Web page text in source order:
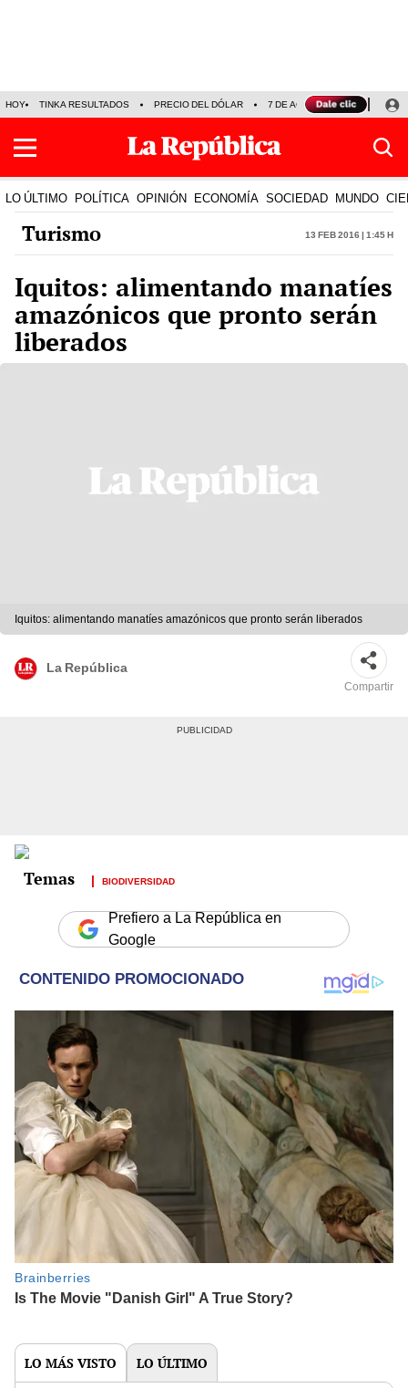
HOY TINKA RESULTADOS PRECIO DEL DÓLAR 7 DE AGOSTO OLLANTA
LO ÚLTIMO POLÍTICA OPINIÓN ECONOMÍA SOCIEDAD MUNDO
Turismo 13 Feb 2016 | 1:45 h
Iquitos: alimentando manatíes
amazónicos que pronto serán
liberados
Iquitos: alimentando manatíes amazónicos que pronto serán liberados
La República
Compartir
BIODIVERSIDAD
Prefiero a La República en
Google
LO MÁS VISTO LO ÚLTIMO